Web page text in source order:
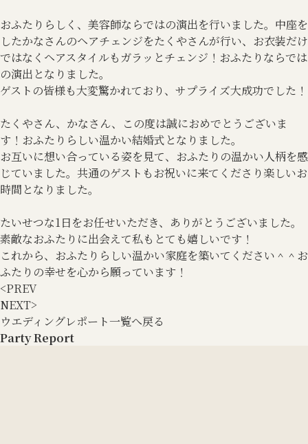
おふたりらしく、美容師ならではの演出を行いました。中座を
したかなさんのヘアチェンジをたくやさんが行い、お衣装だけ
ではなくヘアスタイルもガラッとチェンジ！おふたりならでは
の演出となりました。
ゲストの皆様も大変驚かれており、サプライズ大成功でした！
たくやさん、かなさん、この度は誠におめでとうございま
す！おふたりらしい温かい結婚式となりました。
お互いに想い合っている姿を見て、おふたりの温かい人柄を感
じていました。共通のゲストもお祝いに来てくださり楽しいお
時間となりました。
たいせつな1日をお任せいただき、ありがとうございました。
素敵なおふたりに出会えて私もとても嬉しいです！
これから、おふたりらしい温かい家庭を築いてください＾＾お
ふたりの幸せを心から願っています！
<PREV
NEXT>
ウエディングレポート一覧へ戻る
Party Report